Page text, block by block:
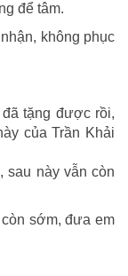
để tâm.
không phục
tặng được rồi,
của Trần Khải
sau này vẫn còn
sớm, đưa em